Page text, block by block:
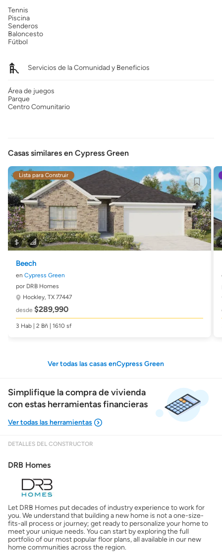
Tennis
Piscina
Senderos
Baloncesto
Fútbol
Servicios de la Comunidad y Beneficios
Área de juegos
Parque
Centro Comunitario
Casas similares en Cypress Green
Lista para Construir
Beech
en Cypress Green
por DRB Homes
Hockley, TX 77447
desde $289,990
3 Hab | 2 Bñ | 1610 sf
Ver todas las casas enCypress Green
Simplifique la compra de vivienda
con estas herramientas financieras
Obtener mi puntaje de crédito
Calcular mi hipoteca
DETALLES DEL CONSTRUCTOR
DRB Homes
Let DRB Homes put decades of industry experience to work for
you. We understand that building a new home is not a one-size-
fits-all process or journey; get ready to personalize your home to
meet your unique needs. You can start by exploring the full
portfolio of our most popular floor plans, all available in our new
home communities across the region.